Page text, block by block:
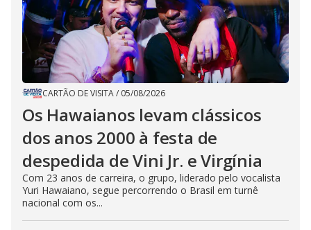
CARTÃO DE VISITA/ 05/08/2026
Os Hawaianos levam clássicos
dos anos 2000 à festa de
despedida de Vini Jr. e Virgínia
Com 23 anos de carreira, o grupo, liderado pelo vocalista
Yuri Hawaiano, segue percorrendo o Brasil em turnê
nacional com os...